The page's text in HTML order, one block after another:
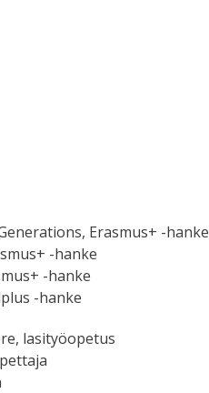
Erasmus+ -hanke
-hanke
-hanke
-hanke
lasityöopetus